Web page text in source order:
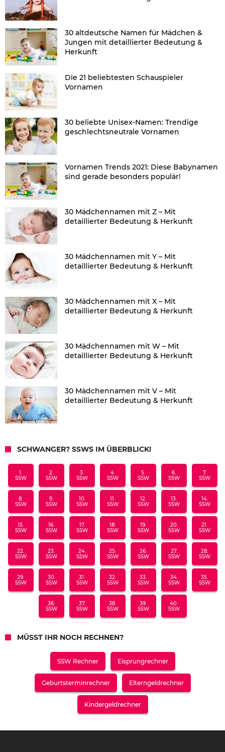
30 altdeutsche Namen für Mädchen &
Jungen mit detaillierter Bedeutung &
Herkunft
Die 21 beliebtesten Schauspieler
Vornamen
30 beliebte Unisex-Namen: Trendige
geschlechtsneutrale Vornamen
Vornamen Trends 2021: Diese Babynamen
sind gerade besonders populär!
30 Mädchennamen mit Z – Mit
detaillierter Bedeutung & Herkunft
30 Mädchennamen mit Y – Mit
detaillierter Bedeutung & Herkunft
30 Mädchennamen mit X – Mit
detaillierter Bedeutung & Herkunft
30 Mädchennamen mit W – Mit
detaillierter Bedeutung & Herkunft
30 Mädchennamen mit V – Mit
detaillierter Bedeutung & Herkunft
SCHWANGER? SSWS IM ÜBERBLICK!
1.
SSW
2.
SSW
3.
SSW
4.
SSW
5.
SSW
6.
SSW
7.
SSW
8.
SSW
9.
SSW
10.
SSW
11.
SSW
12.
SSW
13.
SSW
14.
SSW
15.
SSW
16.
SSW
17.
SSW
18.
SSW
19.
SSW
20.
SSW
21.
SSW
22.
SSW
23.
SSW
24.
SSW
25.
SSW
26.
SSW
27.
SSW
28.
SSW
29.
SSW
30.
SSW
31.
SSW
32.
SSW
33.
SSW
34.
SSW
35.
SSW
36.
SSW
37.
SSW
38.
SSW
39.
SSW
40.
SSW
MÜSST IHR NOCH RECHNEN?
SSW Rechner Eisprungrechner
Geburtsterminrechner Elterngeldrechner
Kindergeldrechner